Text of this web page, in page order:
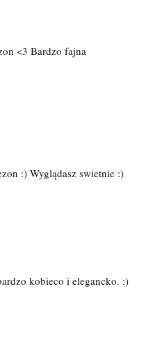
<3 Bardzo fajna
:) Wyglądasz swietnie :)
kobieco i elegancko. :)